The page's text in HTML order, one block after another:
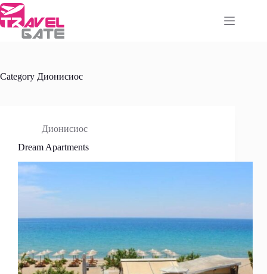
Skip
to
content
Category Дионисиос
Дионисиос
Dream Apartments